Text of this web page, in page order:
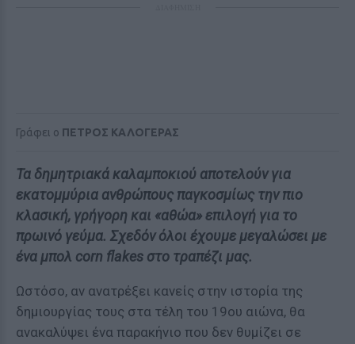
Γράφει ο ΠΕΤΡΟΣ ΚΑΛΟΓΕΡΑΣ
Τα δημητριακά καλαμποκιού αποτελούν για
εκατομμύρια ανθρώπους παγκοσμίως την πιο
κλασική, γρήγορη και «αθώα» επιλογή για το
πρωινό γεύμα. Σχεδόν όλοι έχουμε μεγαλώσει με
ένα μπολ corn flakes στο τραπέζι μας.
Ωστόσο, αν ανατρέξει κανείς στην ιστορία της
δημιουργίας τους στα τέλη του 19ου αιώνα, θα
ανακαλύψει ένα παρακήνιο που δεν θυμίζει σε